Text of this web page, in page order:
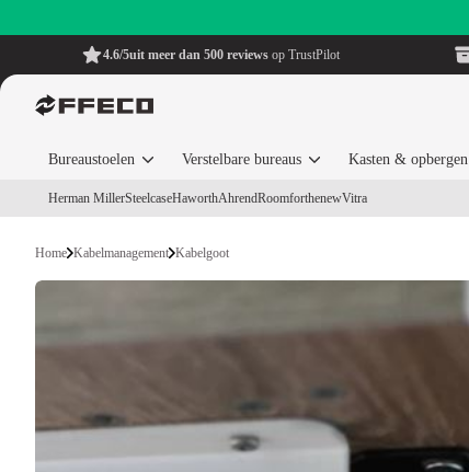
4.6/5uit meer dan 500 reviews op TrustPilot
Bureaustoelen Verstelbare bureaus Kasten & opbergen
Herman MillerSteelcaseHaworthAhrendRoomforthenewVitra
Home Kabelmanagement Kabelgoot